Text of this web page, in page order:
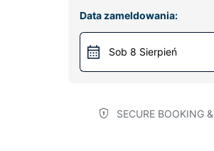
Data zameldowania:
Sob 8 Sierpień
SECURE BOOKING